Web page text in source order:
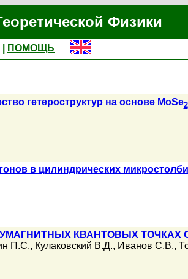
Физики
ПОМОЩЬ
гетероструктур на основе MoSe2
в цилиндрических
КВАНТОВЫХ ТОЧКАХ
П.С., Кулаковский В.Д., Иванов С.В.,